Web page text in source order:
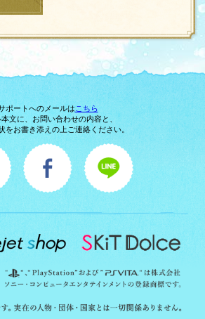
松澤由美
動戦艦ナデシコ”のオープニング
初登場9位）、“聖闘士星矢～冥
プニング／エンディング、“聖闘
～”のエンディング他、多数の
アーティストへの作詞提供や、海
る。
さしく透き通るような歌声は、